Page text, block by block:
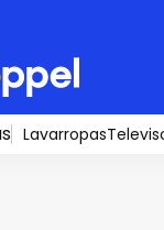
medios de
Lavarropas